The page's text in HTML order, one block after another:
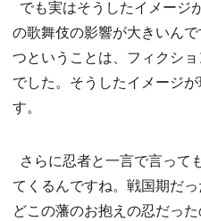
でも実はそうしたイメージ
の歌舞伎の影響が大きいん
つということは、フィクシ
でした。そうしたイメージ
す。
さらに忍者と一言で言って
てくるんですね。戦国期だ
どこの藩のお抱えの忍だっ